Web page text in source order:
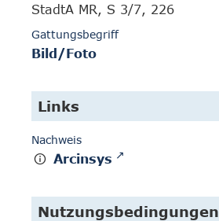
StadtA MR, S 3/7, 226
Gattungsbegriff
Bild/Foto
Links
Nachweis
Arcinsys
Nutzungsbedingungen